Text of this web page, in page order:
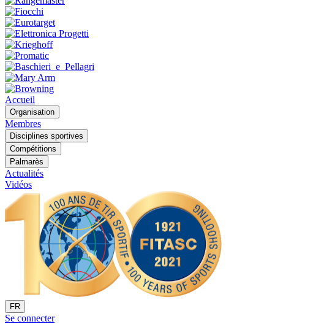
Accueil
Organisation
Membres
Disciplines sportives
Compétitions
Palmarès
Actualités
Vidéos
FR
Se connecter